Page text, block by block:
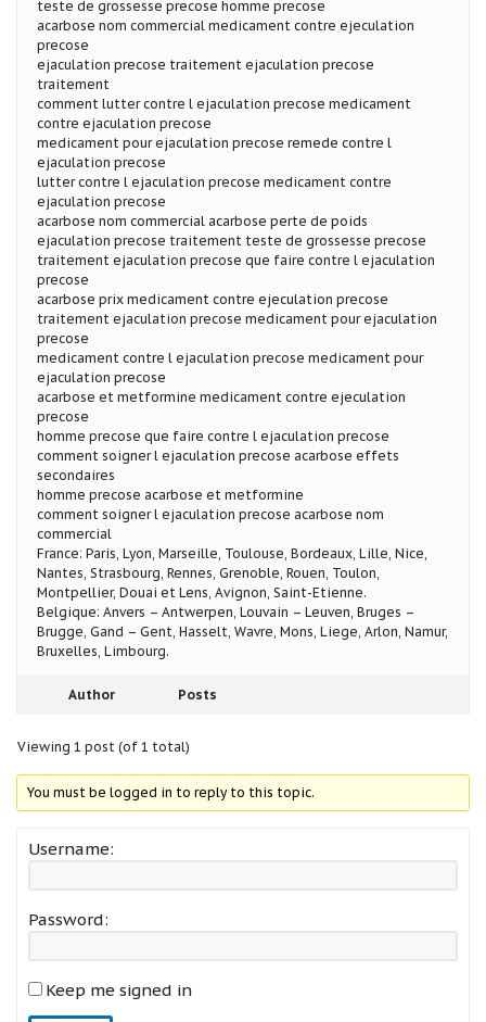
teste de grossesse precose homme precose
acarbose nom commercial medicament contre ejeculation
precose
ejaculation precose traitement ejaculation precose
traitement
comment lutter contre l ejaculation precose medicament
contre ejaculation precose
medicament pour ejaculation precose remede contre l
ejaculation precose
lutter contre l ejaculation precose medicament contre
ejaculation precose
acarbose nom commercial acarbose perte de poids
ejaculation precose traitement teste de grossesse precose
traitement ejaculation precose que faire contre l ejaculation
precose
acarbose prix medicament contre ejeculation precose
traitement ejaculation precose medicament pour ejaculation
precose
medicament contre l ejaculation precose medicament pour
ejaculation precose
acarbose et metformine medicament contre ejeculation
precose
homme precose que faire contre l ejaculation precose
comment soigner l ejaculation precose acarbose effets
secondaires
homme precose acarbose et metformine
comment soigner l ejaculation precose acarbose nom
commercial
France: Paris, Lyon, Marseille, Toulouse, Bordeaux, Lille, Nice,
Nantes, Strasbourg, Rennes, Grenoble, Rouen, Toulon,
Montpellier, Douai et Lens, Avignon, Saint-Etienne.
Belgique: Anvers – Antwerpen, Louvain – Leuven, Bruges –
Brugge, Gand – Gent, Hasselt, Wavre, Mons, Liege, Arlon, Namur,
Bruxelles, Limbourg.
Author Posts
Viewing 1 post (of 1 total)
You must be logged in to reply to this topic.
Username:
Password:
Keep me signed in